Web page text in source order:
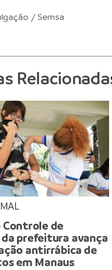
/ Semsa
Controle de
prefeitura avança
antirrábica de
em Manaus